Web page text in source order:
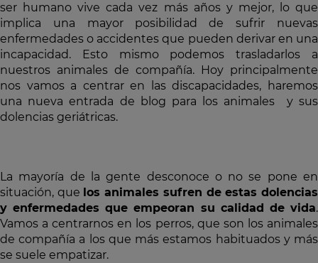
ser humano vive cada vez más años y mejor, lo que
implica una mayor posibilidad de sufrir nuevas
enfermedades o accidentes que pueden derivar en una
incapacidad. Esto mismo podemos trasladarlos a
nuestros animales de compañía. Hoy principalmente
nos vamos a centrar en las discapacidades, haremos
una nueva entrada de blog para los animales y sus
dolencias geriátricas.
La mayoría de la gente desconoce o no se pone en
situación, que los animales sufren de estas dolencias
y enfermedades que empeoran su calidad de vida.
Vamos a centrarnos en los perros, que son los animales
de compañía a los que más estamos habituados y más
se suele empatizar.